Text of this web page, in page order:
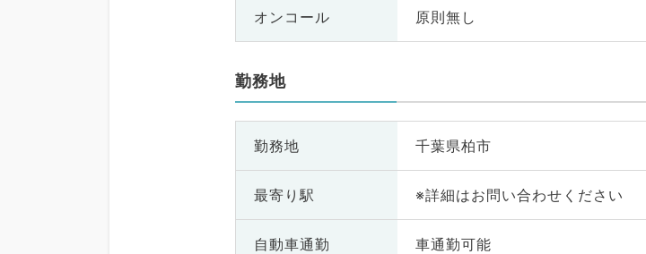
オンコール 原則無し
勤務地
勤務地 千葉県柏市
最寄り駅 ※詳細はお問い合わせください
自動車通勤 車通勤可能